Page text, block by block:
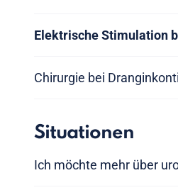
Elektrische Stimulation
Chirurgie bei
Situationen
Ich möchte mehr über